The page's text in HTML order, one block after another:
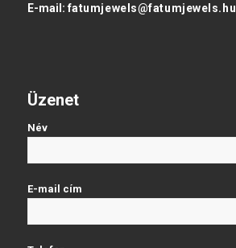
E-mail: fatumjewels@fatumjewels.hu
Üzenet
Név
E-mail cím